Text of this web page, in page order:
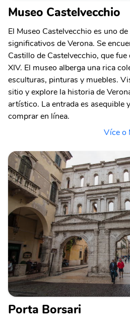
Museo Castelvecchio
El Museo Castelvecchio es uno
significativos de Verona. Se
Castillo de Castelvecchio, que
XIV. El museo alberga una rica
esculturas, pinturas y muebles.
sitio y explore la historia de
artístico. La entrada es asequible
comprar en línea.
Více o
Porta Borsari